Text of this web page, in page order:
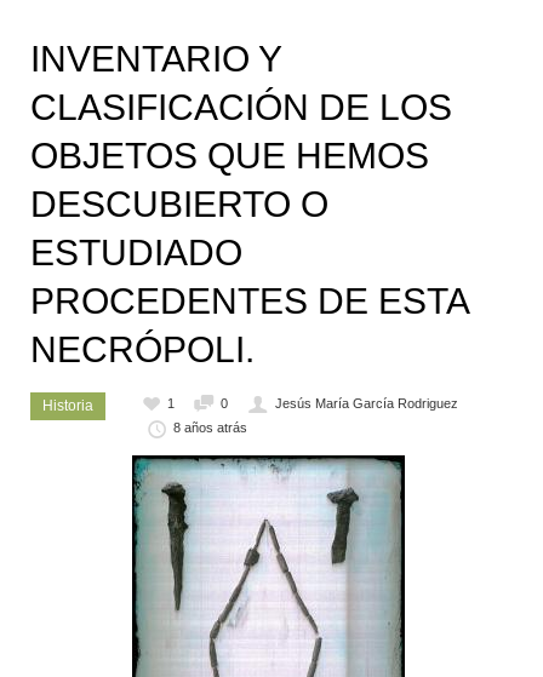
INVENTARIO Y
CLASIFICACIÓN DE LOS
OBJETOS QUE HEMOS
DESCUBIERTO O
ESTUDIADO
PROCEDENTES DE ESTA
NECRÓPOLI.
Historia 1 0
Jesús María García Rodriguez
8 años atrás